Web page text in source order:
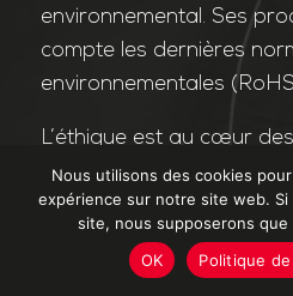
environnemental. Ses
compte les dernières
environnementales
L’éthique est au cœur
l’entreprise et de ses
sont conduites dans le
différentes lois
de la lutte contre la
Nous utilisons des cookies
expérience sur notre site web.
site, nous supposerons
OK
Politique